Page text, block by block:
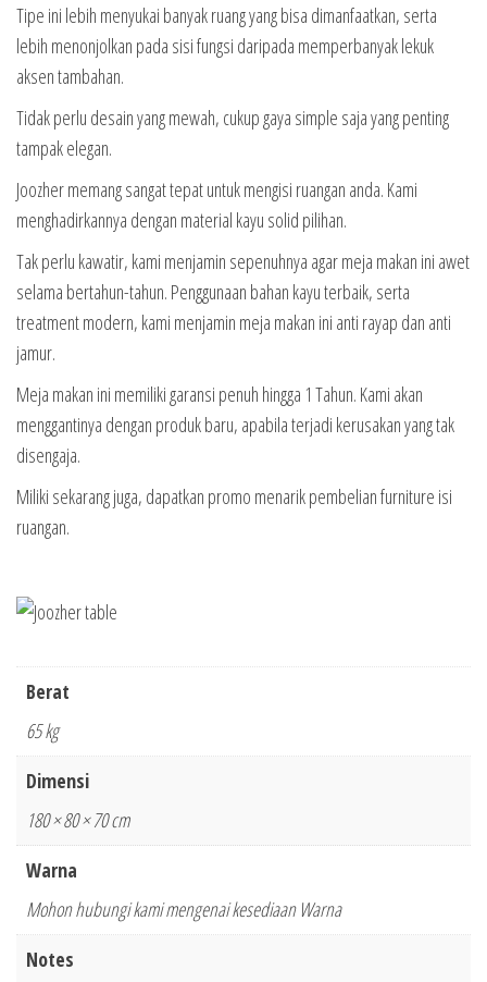
Tipe ini lebih menyukai banyak ruang yang bisa dimanfaatkan, serta
lebih menonjolkan pada sisi fungsi daripada memperbanyak lekuk
aksen tambahan.
Tidak perlu desain yang mewah, cukup gaya simple saja yang penting
tampak elegan.
Joozher memang sangat tepat untuk mengisi ruangan anda. Kami
menghadirkannya dengan material kayu solid pilihan.
Tak perlu kawatir, kami menjamin sepenuhnya agar meja makan ini awet
selama bertahun-tahun. Penggunaan bahan kayu terbaik, serta
treatment modern, kami menjamin meja makan ini anti rayap dan anti
jamur.
Meja makan ini memiliki garansi penuh hingga 1 Tahun. Kami akan
menggantinya dengan produk baru, apabila terjadi kerusakan yang tak
disengaja.
Miliki sekarang juga, dapatkan promo menarik pembelian furniture isi
ruangan.
Berat
65 kg
Dimensi
180 × 80 × 70 cm
Warna
Mohon hubungi kami mengenai kesediaan Warna
Notes